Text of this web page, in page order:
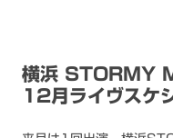
横浜 STORMY
12月ライヴスケ